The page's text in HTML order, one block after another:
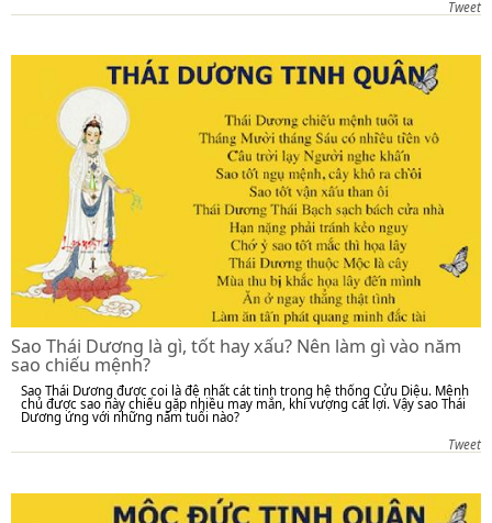
Tweet
Sao Thái Dương là gì, tốt hay xấu? Nên làm gì vào năm
sao chiếu mệnh?
Sao Thái Dương được coi là đệ nhất cát tinh trong hệ thống Cửu Diệu. Mệnh
chủ được sao này chiếu gặp nhiều may mắn, khí vượng cát lợi. Vậy sao Thái
Dương ứng với những năm tuổi nào?
Tweet